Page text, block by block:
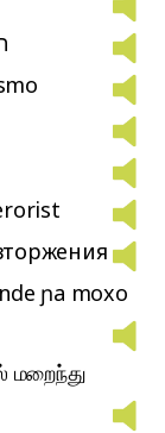
ɲa moxo
மறைந்து